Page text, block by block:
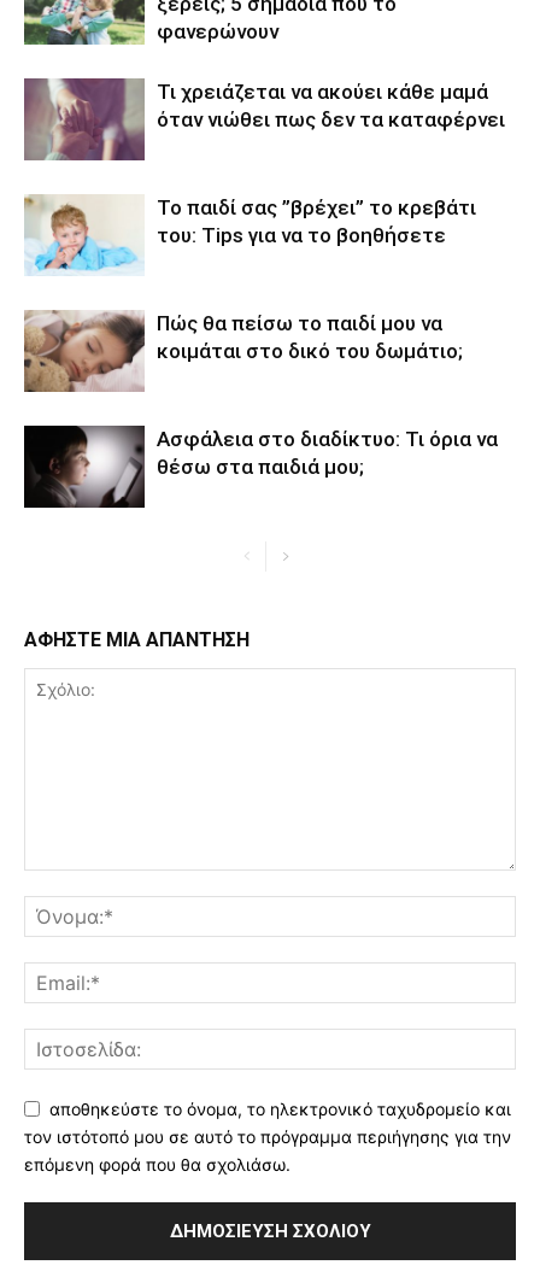
φανερώνουν
Τι χρειάζεται να ακούει κάθε μαμά
όταν νιώθει πως δεν τα καταφέρνει
Το παιδί σας ”βρέχει’’ το κρεβάτι
του: Tips για να το βοηθήσετε
Πώς θα πείσω το παιδί μου να
κοιμάται στο δικό του δωμάτιο;
Ασφάλεια στο διαδίκτυο: Τι όρια να
θέσω στα παιδιά μου;
ΑΦΗΣΤΕ ΜΙΑ ΑΠΑΝΤΗΣΗ
αποθηκεύστε το όνομα, το ηλεκτρονικό ταχυδρομείο και
τον ιστότοπό μου σε αυτό το πρόγραμμα περιήγησης για την
επόμενη φορά που θα σχολιάσω.